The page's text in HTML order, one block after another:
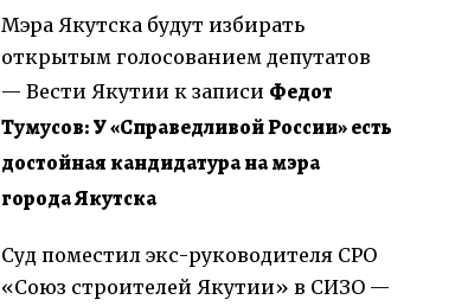
Мэра Якутска будут избирать
открытым голосованием депутатов
— Вести Якутии к записи Федот
Тумусов: У «Справедливой России» есть
достойная кандидатура на мэра
города Якутска
Суд поместил экс-руководителя СРО
«Союз строителей Якутии» в СИЗО —